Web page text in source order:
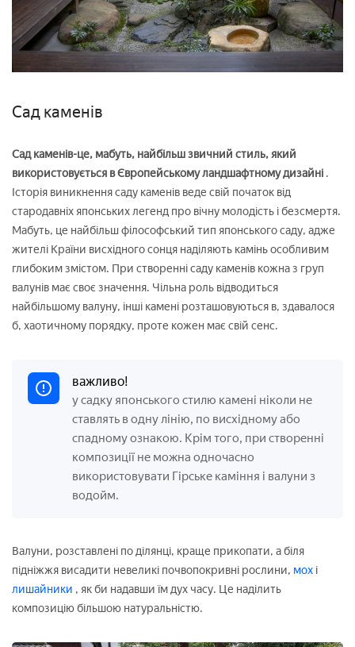
Сад каменів
Сад каменів-це, мабуть, найбільш звичний стиль, який
використовується в Європейському ландшафтному дизайні .
Історія виникнення саду каменів веде свій початок від
стародавніх японських легенд про вічну молодість і безсмертя.
Мабуть, це найбільш філософський тип японського саду, адже
жителі Країни висхідного сонця наділяють камінь особливим
глибоким змістом. При створенні саду каменів кожна з груп
валунів має своє значення. Чільна роль відводиться
найбільшому валуну, інші камені розташовуються в, здавалося
б, хаотичному порядку, проте кожен має свій сенс.
важливо!
у садку японського стилю камені ніколи не
ставлять в одну лінію, по висхідному або
спадному ознакою. Крім того, при створенні
композиції не можна одночасно
використовувати Гірське каміння і валуни з
водойм.
Валуни, розставлені по ділянці, краще прикопати, а біля
підніжжя висадити невеликі почвопокривні рослини, мох і
лишайники , як би надавши їм дух часу. Це наділить
композицію більшою натуральністю.